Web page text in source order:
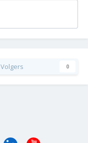
Volgers 0